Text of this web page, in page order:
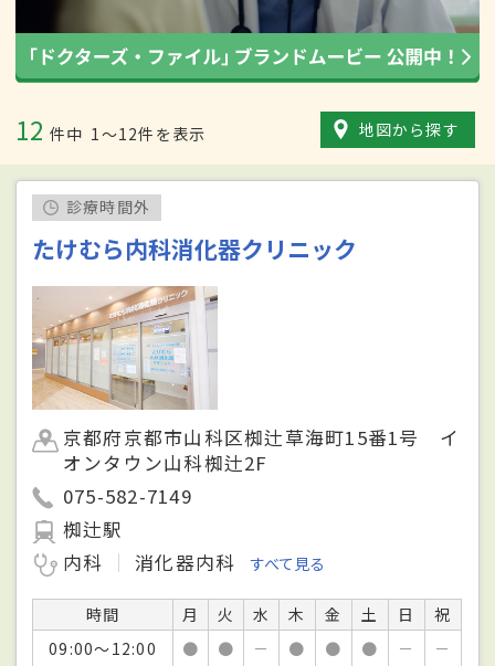
12 件中 1〜12件を表示 地図から探す
診療時間外
たけむら内科消化器クリニック
京都府京都市山科区椥辻草海町15番1号 イ
オンタウン山科椥辻2F
075-582-7149
椥辻駅
内科
消化器内科 すべて見る
時間 月 火 水 木 金 土 日
祝
09:00～12:00
● ● － ● ● ● －
－